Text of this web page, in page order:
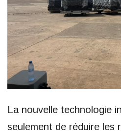
La nouvelle technologie
seulement de réduire les